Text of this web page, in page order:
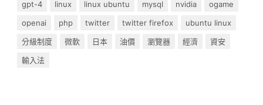
gpt-4
linux linux ubuntu mysql nvidia
ogame
openai
php twitter twitter firefox
ubuntu linux
分級制度
微軟 日本 油價 瀏覽器 經濟
資安
輸入法